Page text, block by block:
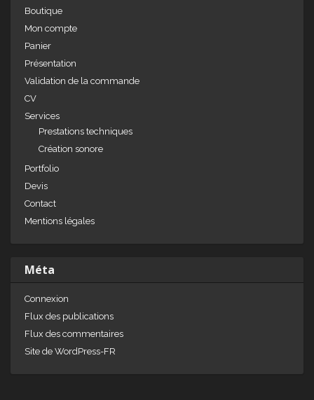
Boutique
Mon compte
Panier
Présentation
Validation de la commande
CV
Services
Prestations techniques
Création sonore
Portfolio
Devis
Contact
Mentions légales
Méta
Connexion
Flux des publications
Flux des commentaires
Site de WordPress-FR